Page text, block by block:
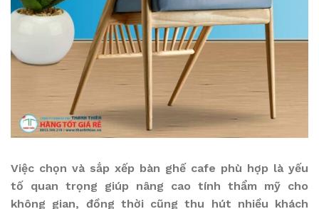
Việc chọn và sắp xếp bàn ghế cafe phù hợp là yếu
tố quan trọng giúp nâng cao tính thẩm mỹ cho
không gian, đồng thời cũng thu hút nhiều khách